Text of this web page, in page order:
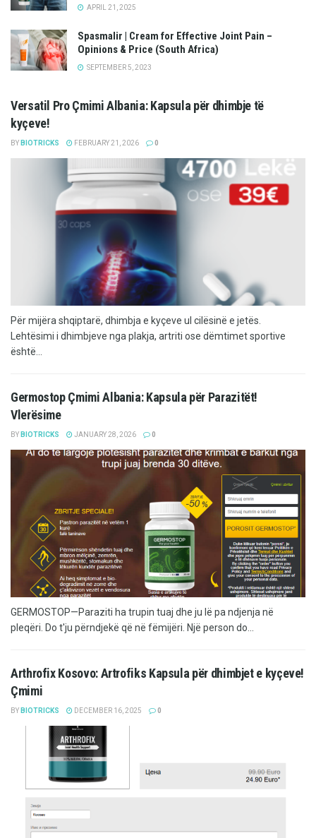
APRIL 21, 2025
Spasmalir | Cream for Effective Joint Pain –
Opinions & Price (South Africa)
SEPTEMBER 5, 2023
Versatil Pro Çmimi Albania: Kapsula për dhimbje të
kyçeve!
BY BIOTRICKS FEBRUARY 21, 2026 0
Për mijëra shqiptarë, dhimbja e kyçeve ul cilësinë e jetës.
Lehtësimi i dhimbjeve nga plakja, artriti ose dëmtimet sportive
është...
Germostop Çmimi Albania: Kapsula për Parazitët!
Vlerësime
BY BIOTRICKS JANUARY 28, 2026 0
GERMOSTOP—Paraziti ha trupin tuaj dhe ju lë pa ndjenja në
pleqëri. Do t'ju përndjekë që në fëmijëri. Një person do...
Arthrofix Kosovo: Artrofiks Kapsula për dhimbjet e kyçeve!
Çmimi
BY BIOTRICKS DECEMBER 16, 2025 0